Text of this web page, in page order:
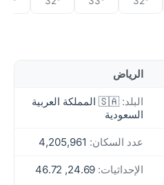
الرياض
البلد:
🇸🇦 المملكة العربية
السعودية
عدد السكان:
الإحداثيات: